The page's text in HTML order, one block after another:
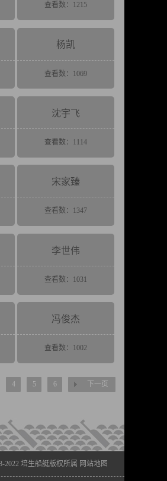
查看数：1215
杨凯
查看数：1069
沈宇飞
查看数：1114
宋家臻
查看数：1347
李世伟
查看数：1031
冯俊杰
查看数：1002
4 5 6 下一页
2022 培生船艇版权所属 网站地图